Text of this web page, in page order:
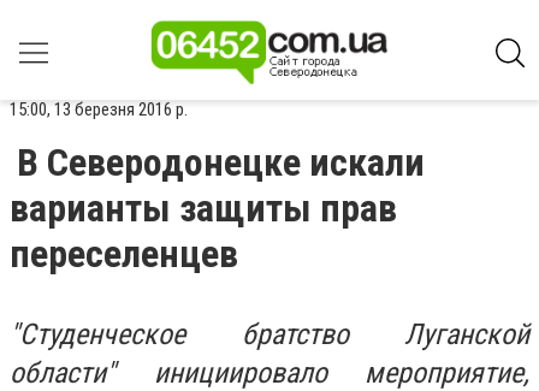
15:00, 13 березня 2016 р.
В Северодонецке искали
варианты защиты прав
переселенцев
"Студенческое братство Луганской
области" инициировало мероприятие,